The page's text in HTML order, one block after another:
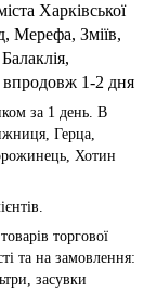
Харківської
Мерефа, Зміїв,
впродовж 1-2 дня
за 1 день. В
Герца,
Хотин
торгової
та на замовлення:
засувки